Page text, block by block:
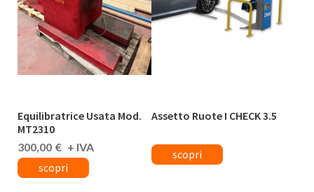
Equilibratrice Usata Mod.
MT2310
300,00 €
Assetto Ruote I CHECK 3.5